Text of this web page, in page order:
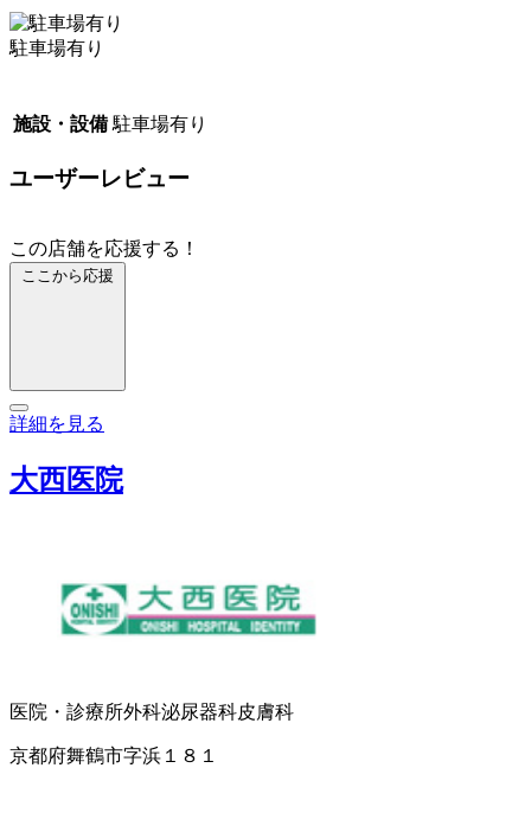
駐車場有り
施設・設備 駐車場有り
ユーザーレビュー
この店舗を応援する！
ここから応援
詳細を見る
大西医院
医院・診療所外科泌尿器科皮膚科
京都府舞鶴市字浜１８１